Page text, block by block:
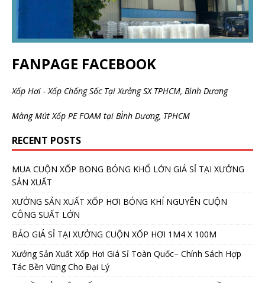
FANPAGE FACEBOOK
Xốp Hơi - Xốp Chống Sốc Tại Xưởng SX TPHCM, Bình Dương
Màng Mút Xốp PE FOAM tại BÌnh Dương, TPHCM
RECENT POSTS
MUA CUỘN XỐP BONG BÓNG KHỔ LỚN GIÁ SỈ TẠI XƯỞNG
SẢN XUẤT
XƯỞNG SẢN XUẤT XỐP HƠI BÓNG KHÍ NGUYÊN CUỘN
CÔNG SUẤT LỚN
BÁO GIÁ SỈ TẠI XƯỞNG CUỘN XỐP HƠI 1M4 X 100M
Xưởng Sản Xuất Xốp Hơi Giá Sỉ Toàn Quốc– Chính Sách Hợp
Tác Bền Vững Cho Đại Lý